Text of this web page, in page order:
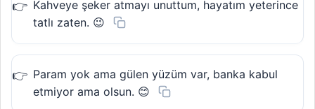
Kahveye şeker atmayı unuttum, hayatım yeterince
tatlı zaten. 😉
Param yok ama gülen yüzüm var, banka kabul
etmiyor ama olsun. 😊